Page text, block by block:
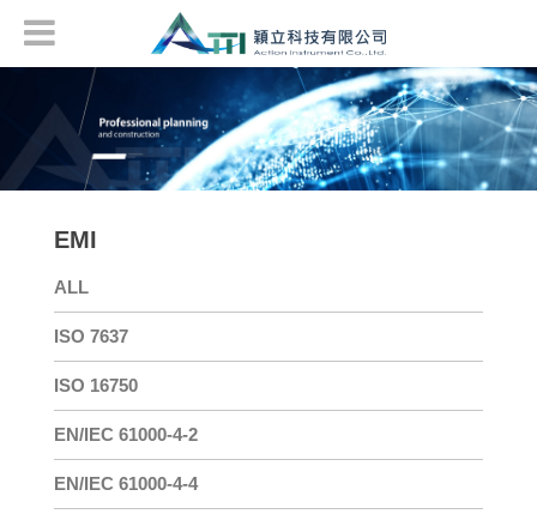
EMI
ALL
ISO 7637
ISO 16750
EN/IEC 61000-4-2
EN/IEC 61000-4-4